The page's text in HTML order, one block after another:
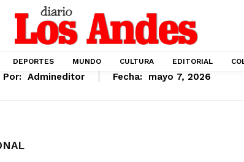
DEPORTES MUNDO CULTURA EDITORIAL
Por: Admineditor Fecha: mayo 7, 2026